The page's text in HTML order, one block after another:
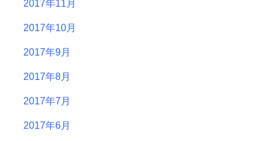
2017年11月
2017年10月
2017年9月
2017年8月
2017年7月
2017年6月